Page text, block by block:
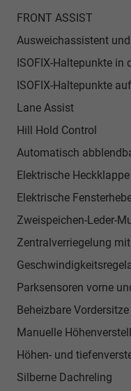
FRONT ASSIST
Ausweichassistent
ISOFIX-Haltepunkte in
ISOFIX-Haltepunkte
Lane Assist
Hill Hold Control
Automatisch
Elektrische
Elektrische
Zweispeichen-Leder-
Zentralverriegelung
Parksensoren vorne
Beheizbare Vordersitze
Manuelle
Höhen- und
Silberne Dachreling